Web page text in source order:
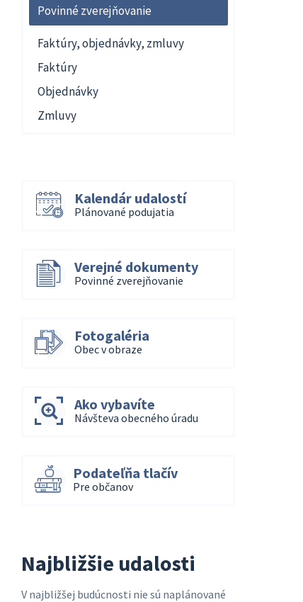
Povinné zverejňovanie
Faktúry, objednávky, zmluvy
Faktúry
Objednávky
Zmluvy
Kalendár udalostí
Plánované podujatia
Verejné dokumenty
Povinné zverejňovanie
Fotogaléria
Obec v obraze
Ako vybavíte
Návšteva obecného úradu
Podateľňa tlačív
Pre občanov
Najbližšie udalosti
V najbližšej budúcnosti nie sú naplánované